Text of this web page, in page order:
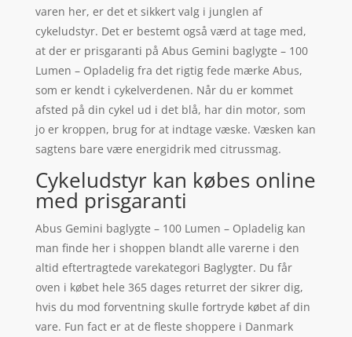
varen her, er det et sikkert valg i junglen af
cykeludstyr. Det er bestemt også værd at tage med,
at der er prisgaranti på Abus Gemini baglygte – 100
Lumen – Opladelig fra det rigtig fede mærke Abus,
som er kendt i cykelverdenen. Når du er kommet
afsted på din cykel ud i det blå, har din motor, som
jo er kroppen, brug for at indtage væske. Væsken kan
sagtens bare være energidrik med citrussmag.
Cykeludstyr kan købes online
med prisgaranti
Abus Gemini baglygte – 100 Lumen – Opladelig kan
man finde her i shoppen blandt alle varerne i den
altid eftertragtede varekategori Baglygter. Du får
oven i købet hele 365 dages returret der sikrer dig,
hvis du mod forventning skulle fortryde købet af din
vare. Fun fact er at de fleste shoppere i Danmark